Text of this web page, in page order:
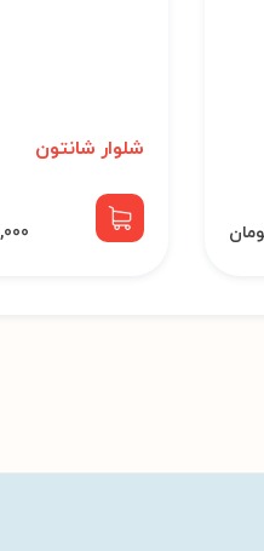
شلوار شانتون